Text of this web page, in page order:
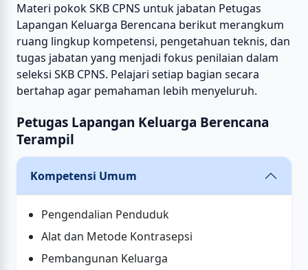
Materi pokok SKB CPNS untuk jabatan Petugas
Lapangan Keluarga Berencana berikut merangkum
ruang lingkup kompetensi, pengetahuan teknis, dan
tugas jabatan yang menjadi fokus penilaian dalam
seleksi SKB CPNS. Pelajari setiap bagian secara
bertahap agar pemahaman lebih menyeluruh.
Petugas Lapangan Keluarga Berencana
Terampil
Kompetensi Umum
Pengendalian Penduduk
Alat dan Metode Kontrasepsi
Pembangunan Keluarga